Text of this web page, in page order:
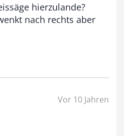
hierzulande?
nach rechts aber
Vor 10 Jahren